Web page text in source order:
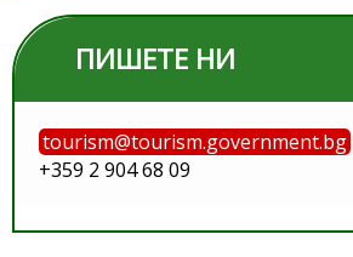
ПИШЕТЕ НИ
tourism@tourism.government.bg
+359 2 904 68 09